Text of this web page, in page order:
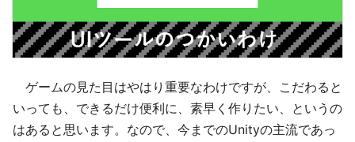
ゲームの見た目はやはり重要なわけですが、こだわると
いっても、できるだけ便利に、素早く作りたい、というの
はあると思います。なので、今までのUnityの主流であっ